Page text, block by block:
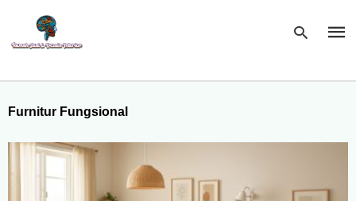
hit
Furnitur Fungsional